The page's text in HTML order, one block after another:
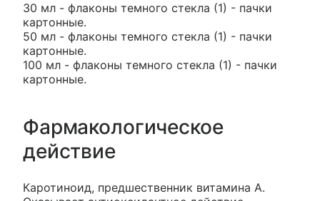
30 мл - флаконы темного стекла (1) - пачки
картонные.
50 мл - флаконы темного стекла (1) - пачки
картонные.
100 мл - флаконы темного стекла (1) - пачки
картонные.
Фармакологическое
действие
Каротиноид, предшественник витамина А.